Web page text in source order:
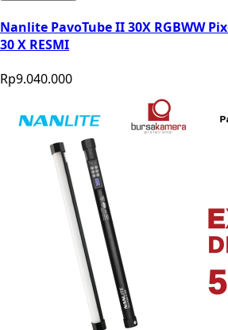
Nanlite PavoTube II 30X RGBWW
30 X RESMI
Rp9.040.000